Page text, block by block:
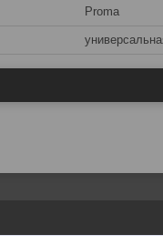
Proma